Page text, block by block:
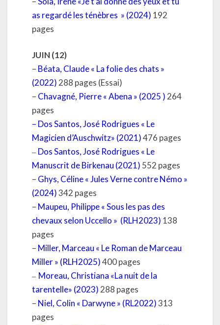
as regardé les ténèbres » (2024) 192
pages
JUIN (12)
– Béata, Claude « La folie des chats »
(2022) 288 pages (Essai)
– Chavagné, Pierre « Abena » (2025 ) 264
pages
– Dos Santos, José Rodrigues « Le
Magicien d’Auschwitz» (2021)476 pages
– Dos Santos, José Rodrigues « Le
Manuscrit de Birkenau (2021) 552 pages
– Ghys, Céline « Jules Verne contre Némo »
(2024)342 pages
– Maupeu, Philippe « Sous les pas des
chevaux selon Uccello » (RLH2023) 138
pages
– Miller, Marceau « Le Roman de Marceau
Miller » (RLH2025)400 pages
– Moreau, Christiana «La nuit de la
tarentelle» (2023) 288 pages
– Niel, Colin « Darwyne » (RL2022)313
pages